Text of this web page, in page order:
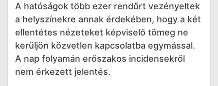
A hatóságok több ezer rendőrt vezényeltek
a helyszínekre annak érdekében, hogy a két
ellentétes nézeteket képviselő tömeg ne
kerüljön közvetlen kapcsolatba egymással.
A nap folyamán erőszakos incidensekről
nem érkezett jelentés.